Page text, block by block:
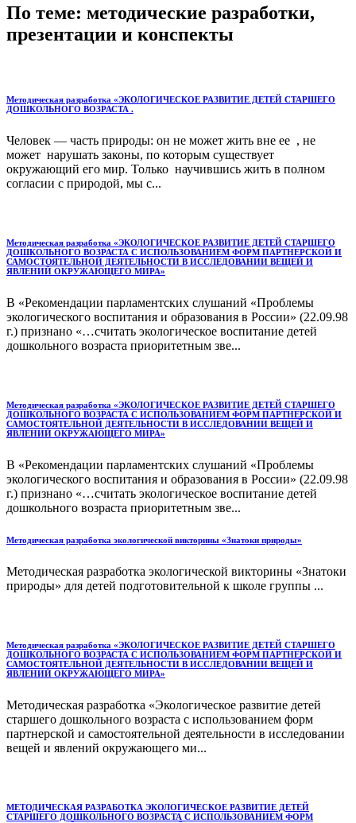
По теме: методические разработки,
презентации и конспекты
Методическая разработка «ЭКОЛОГИЧЕСКОЕ РАЗВИТИЕ ДЕТЕЙ СТАРШЕГО
ДОШКОЛЬНОГО ВОЗРАСТА .
Человек — часть природы: он не может жить вне ее , не
может нарушать законы, по которым существует
окружающий его мир. Только научившись жить в полном
согласии с природой, мы с...
Методическая разработка «ЭКОЛОГИЧЕСКОЕ РАЗВИТИЕ ДЕТЕЙ СТАРШЕГО
ДОШКОЛЬНОГО ВОЗРАСТА С ИСПОЛЬЗОВАНИЕМ ФОРМ ПАРТНЕРСКОЙ И
САМОСТОЯТЕЛЬНОЙ ДЕЯТЕЛЬНОСТИ В ИССЛЕДОВАНИИ ВЕЩЕЙ И
ЯВЛЕНИЙ ОКРУЖАЮЩЕГО МИРА»
В «Рекомендации парламентских слушаний «Проблемы
экологического воспитания и образования в России» (22.09.98
г.) признано «…считать экологическое воспитание детей
дошкольного возраста приоритетным зве...
Методическая разработка «ЭКОЛОГИЧЕСКОЕ РАЗВИТИЕ ДЕТЕЙ СТАРШЕГО
ДОШКОЛЬНОГО ВОЗРАСТА С ИСПОЛЬЗОВАНИЕМ ФОРМ ПАРТНЕРСКОЙ И
САМОСТОЯТЕЛЬНОЙ ДЕЯТЕЛЬНОСТИ В ИССЛЕДОВАНИИ ВЕЩЕЙ И
ЯВЛЕНИЙ ОКРУЖАЮЩЕГО МИРА»
В «Рекомендации парламентских слушаний «Проблемы
экологического воспитания и образования в России» (22.09.98
г.) признано «…считать экологическое воспитание детей
дошкольного возраста приоритетным зве...
Методическая разработка экологической викторины «Знатоки природы»
Методическая разработка экологической викторины «Знатоки
природы» для детей подготовительной к школе группы ...
Методическая разработка «ЭКОЛОГИЧЕСКОЕ РАЗВИТИЕ ДЕТЕЙ СТАРШЕГО
ДОШКОЛЬНОГО ВОЗРАСТА С ИСПОЛЬЗОВАНИЕМ ФОРМ ПАРТНЕРСКОЙ И
САМОСТОЯТЕЛЬНОЙ ДЕЯТЕЛЬНОСТИ В ИССЛЕДОВАНИИ ВЕЩЕЙ И
ЯВЛЕНИЙ ОКРУЖАЮЩЕГО МИРА»
Методическая разработка «Экологическое развитие детей
старшего дошкольного возраста с использованием форм
партнерской и самостоятельной деятельности в исследовании
вещей и явлений окружающего ми...
МЕТОДИЧЕСКАЯ РАЗРАБОТКА ЭКОЛОГИЧЕСКОЕ РАЗВИТИЕ ДЕТЕЙ
СТАРШЕГО ДОШКОЛЬНОГО ВОЗРАСТА С ИСПОЛЬЗОВАНИЕМ ФОРМ